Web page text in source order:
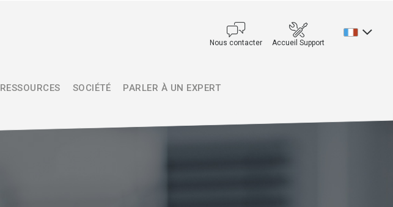
RESSOURCES SOCIÉTÉ PARLER À UN EXPERT
Nous contacter Accueil Support